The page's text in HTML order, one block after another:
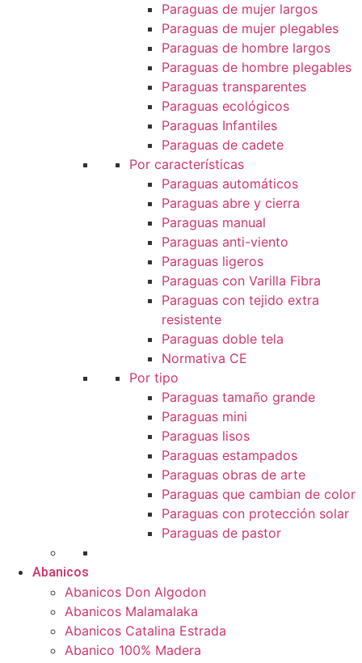
Paraguas de mujer largos
Paraguas de mujer plegables
Paraguas de hombre largos
Paraguas de hombre plegables
Paraguas transparentes
Paraguas ecológicos
Paraguas Infantiles
Paraguas de cadete
Por características
Paraguas automáticos
Paraguas abre y cierra
Paraguas manual
Paraguas anti-viento
Paraguas ligeros
Paraguas con Varilla Fibra
Paraguas con tejido extra
resistente
Paraguas doble tela
Normativa CE
Por tipo
Paraguas tamaño grande
Paraguas mini
Paraguas lisos
Paraguas estampados
Paraguas obras de arte
Paraguas que cambian de color
Paraguas con protección solar
Paraguas de pastor
Abanicos
Abanicos Don Algodon
Abanicos Malamalaka
Abanicos Catalina Estrada
Abanico 100% Madera